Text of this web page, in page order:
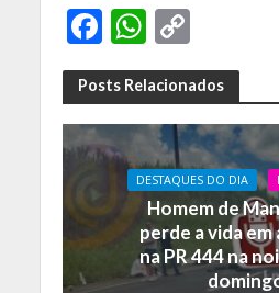
F
ac
e
b
o
o
k
W
h
at
s
A
p
p
C
o
p
y
Li
n
k
Posts Relacionados
DESTAQUES DO DIA
Homem de
perde a vida
na PR 444 na